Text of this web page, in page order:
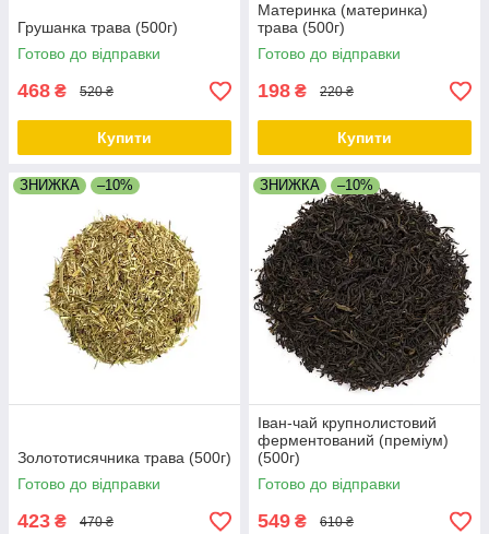
Грушанка трава (500г)
Готово до відправки
468 ₴ 520 ₴
Купити
Материнка (материнка)
трава (500г)
Готово до відправки
198 ₴ 220 ₴
Купити
ЗНИЖКА –10%
Золототисячника трава (500г)
Готово до відправки
423 ₴ 470 ₴
ЗНИЖКА –10%
Іван-чай крупнолистовий
ферментований (преміум)
(500г)
Готово до відправки
549 ₴ 610 ₴